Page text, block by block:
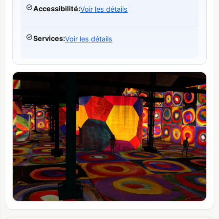
Accessibilité:Voir les détails
Services:Voir les détails